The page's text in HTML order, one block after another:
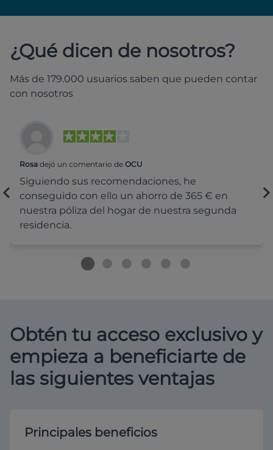
¿Qué dicen de nosotros?
Más de 179.000 usuarios saben que pueden contar
con nosotros
Rosa dejó un comentario de OCU
Siguiendo sus recomendaciones, he
conseguido con ello un ahorro de 365 € en
nuestra póliza del hogar de nuestra segunda
residencia.
Obtén tu acceso exclusivo y
empieza a beneficiarte de
las siguientes ventajas
Principales beneficios